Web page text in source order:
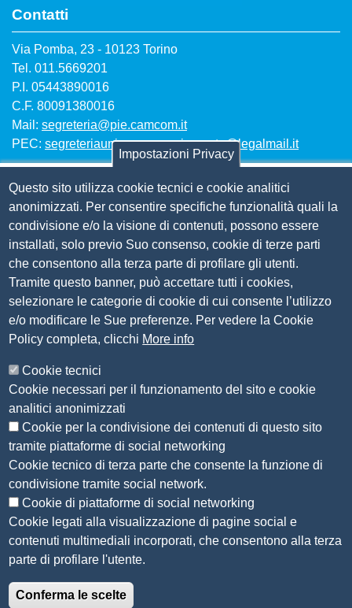
Contatti
Via Pomba, 23 - 10123 Torino
Tel. 011.5669201
P.I. 05443890016
C.F. 80091380016
Mail: segreteria@pie.camcom.it
PEC: segreteriaunioncamerepiemonte@legalmail.it
Amm. trasparente
Bandi per contributi
Codice etico
Organigramma
Piano anticorruzione 2019-2021
Selezione personale
Statuto
CSR Piemonte
AlpMed - le Camere di commercio dell'Euroregione
ADR Piemonte
Seguici su
Menù privacy
Note legali Accesso riservato Privacy
© 2022 Unioncamere Piemonte - Realizzato con
Impostazioni Privacy
Questo sito utilizza cookie tecnici e cookie analitici
anonimizzati. Per consentire specifiche funzionalità quali la
condivisione e/o la visione di contenuti, possono essere
installati, solo previo Suo consenso, cookie di terze parti
che consentono alla terza parte di profilare gli utenti.
Tramite questo banner, può accettare tutti i cookies,
selezionare le categorie di cookie di cui consente l’utilizzo
e/o modificare le Sue preferenze. Per vedere la Cookie
Policy completa, clicchi More info
Cookie tecnici
Cookie necessari per il funzionamento del sito e cookie
analitici anonimizzati
Cookie per la condivisione dei contenuti di questo sito
tramite piattaforme di social networking
Cookie tecnico di terza parte che consente la funzione di
condivisione tramite social network.
Cookie di piattaforme di social networking
Cookie legati alla visualizzazione di pagine social e
contenuti multimediali incorporati, che consentono alla terza
parte di profilare l'utente.
Conferma le scelte